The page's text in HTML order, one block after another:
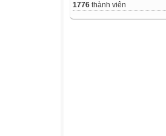
1776 thành viên